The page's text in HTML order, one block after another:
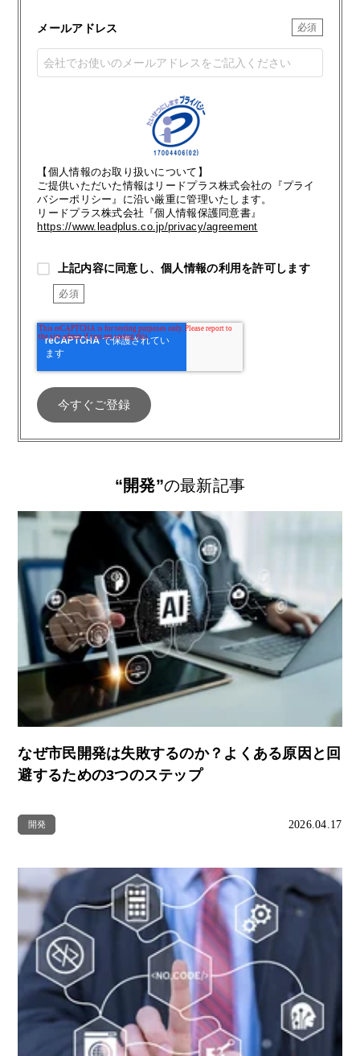
メールアドレス
【個人情報のお取り扱いについて】
ご提供いただいた情報はリードプラス株式会社の『プライ
バシーポリシー』に沿い厳重に管理いたします。
リードプラス株式会社『個人情報保護同意書』
https://www.leadplus.co.jp/privacy/agreement
上記内容に同意し、個人情報の利用を許可します
“開発”の最新記事
なぜ市民開発は失敗するのか？よくある原因と回
避するための3つのステップ
開発 2026.04.17